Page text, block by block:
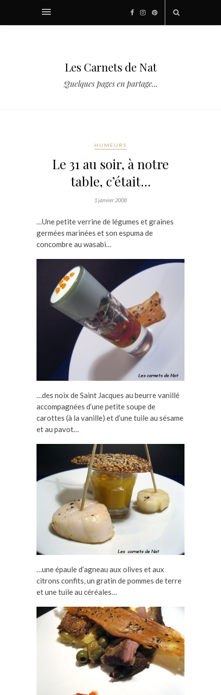
Les Carnets de Nat
Quelques pages en partage...
HUMEURS
Le 31 au soir, à notre
table, c’était…
1 janvier 2008
…Une petite verrine de légumes et graines
germées marinées et son espuma de
concombre au wasabi…
…des noix de Saint Jacques au beurre vanillé
accompagnées d’une petite soupe de
carottes (à la vanille) et d’une tuile au sésame
et au pavot…
…une épaule d’agneau aux olives et aux
citrons confits, un gratin de pommes de terre
et une tuile au céréales…